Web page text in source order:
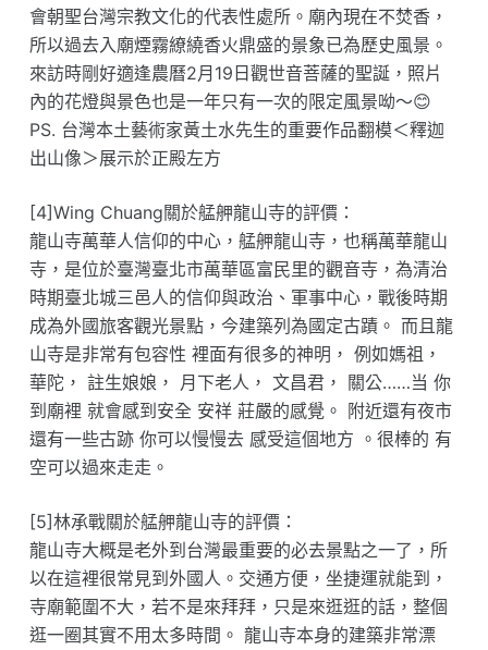
會朝聖台灣宗教文化的代表性處所。廟內現在不焚香，
所以過去入廟煙霧繚繞香火鼎盛的景象已為歷史風景。
來訪時剛好適逢農曆2月19日觀世音菩薩的聖誕，照片
內的花燈與景色也是一年只有一次的限定風景呦～😊
PS. 台灣本土藝術家黃土水先生的重要作品翻模＜釋迦
出山像＞展示於正殿左方
[4]Wing Chuang關於艋舺龍山寺的評價：
龍山寺萬華人信仰的中心，艋舺龍山寺，也稱萬華龍山
寺，是位於臺灣臺北市萬華區富民里的觀音寺，為清治
時期臺北城三邑人的信仰與政治、軍事中心，戰後時期
成為外國旅客觀光景點，今建築列為國定古蹟。 而且龍
山寺是非常有包容性 裡面有很多的神明， 例如媽祖，
華陀， 註生娘娘， 月下老人， 文昌君， 關公……当 你
到廟裡 就會感到安全 安祥 莊嚴的感覺。 附近還有夜市
還有一些古跡 你可以慢慢去 感受這個地方 。很棒的 有
空可以過來走走。
[5]林承戰關於艋舺龍山寺的評價：
龍山寺大概是老外到台灣最重要的必去景點之一了，所
以在這裡很常見到外國人。交通方便，坐捷運就能到，
寺廟範圍不大，若不是來拜拜，只是來逛逛的話，整個
逛一圈其實不用太多時間。 龍山寺本身的建築非常漂